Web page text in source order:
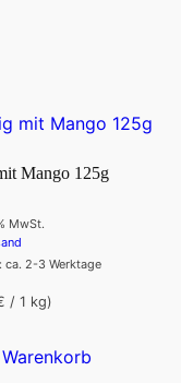
Mango 125g
MwSt.
ca. 2-3 Werktage
/ 1 kg)